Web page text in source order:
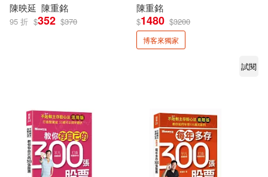
陳映延 陳重銘
95 折 $352 $370
陳重銘
$1480 $3200
博客來獨家
試閱